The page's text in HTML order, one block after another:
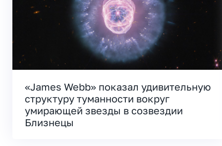
«James Webb» показал удивительную
структуру туманности вокруг
умирающей звезды в созвездии
Близнецы